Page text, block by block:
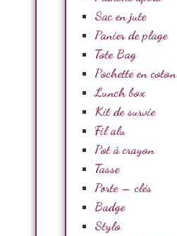
Sac en jute
Panier de plage
Tote Bag
Pochette en coton
Lunch box
Kit de survie
Fil alu
Pot à crayon
Tasse
Porte – clés
Badge
Stylo